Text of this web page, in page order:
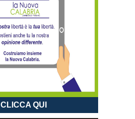
CLICCA QUI